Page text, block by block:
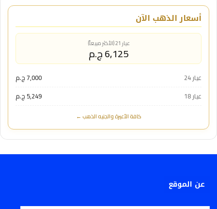
أسعار الذهب الآن
عيار 21 (الأكثر مبيعاً)
6,125 ج.م
عيار 24
7,000 ج.م
عيار 18
5,249 ج.م
كافة الأعيرة والجنيه الذهب ←
عن الموقع